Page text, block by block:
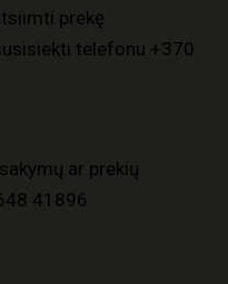
prekę
telefonu +370
ar prekių
41896